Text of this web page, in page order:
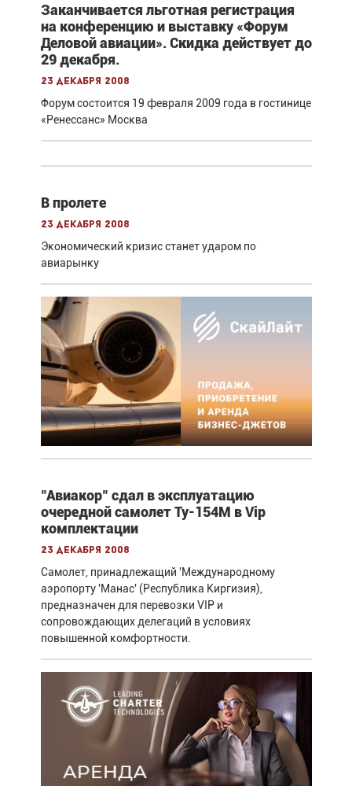
Заканчивается льготная регистрация
на конференцию и выставку «Форум
Деловой авиации». Скидка действует до
29 декабря.
23 декабря 2008
Форум состоится 19 февраля 2009 года в гостинице
«Ренессанс» Москва
В пролете
23 декабря 2008
Экономический кризис станет ударом по
авиарынку
"Авиакор" сдал в эксплуатацию
очередной самолет Ту-154М в Vip
комплектации
23 декабря 2008
Самолет, принадлежащий 'Международному
аэропорту 'Манас' (Республика Киргизия),
предназначен для перевозки VIP и
сопровождающих делегаций в условиях
повышенной комфортности.